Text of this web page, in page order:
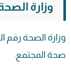
وزارة
وزارة الصحة رقم
صحة المجتمع.